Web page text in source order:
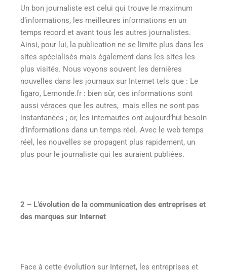
Un bon journaliste est celui qui trouve le maximum
d’informations, les meilleures informations en un
temps record et avant tous les autres journalistes.
Ainsi, pour lui, la publication ne se limite plus dans les
sites spécialisés mais également dans les sites les
plus visités. Nous voyons souvent les dernières
nouvelles dans les journaux sur Internet tels que : Le
figaro, Lemonde.fr : bien sûr, ces informations sont
aussi véraces que les autres, mais elles ne sont pas
instantanées ; or, les internautes ont aujourd’hui besoin
d’informations dans un temps réel. Avec le web temps
réel, les nouvelles se propagent plus rapidement, un
plus pour le journaliste qui les auraient publiées.
2 – L’évolution de la communication des entreprises et
des marques sur Internet
Face à cette évolution sur Internet, les entreprises et